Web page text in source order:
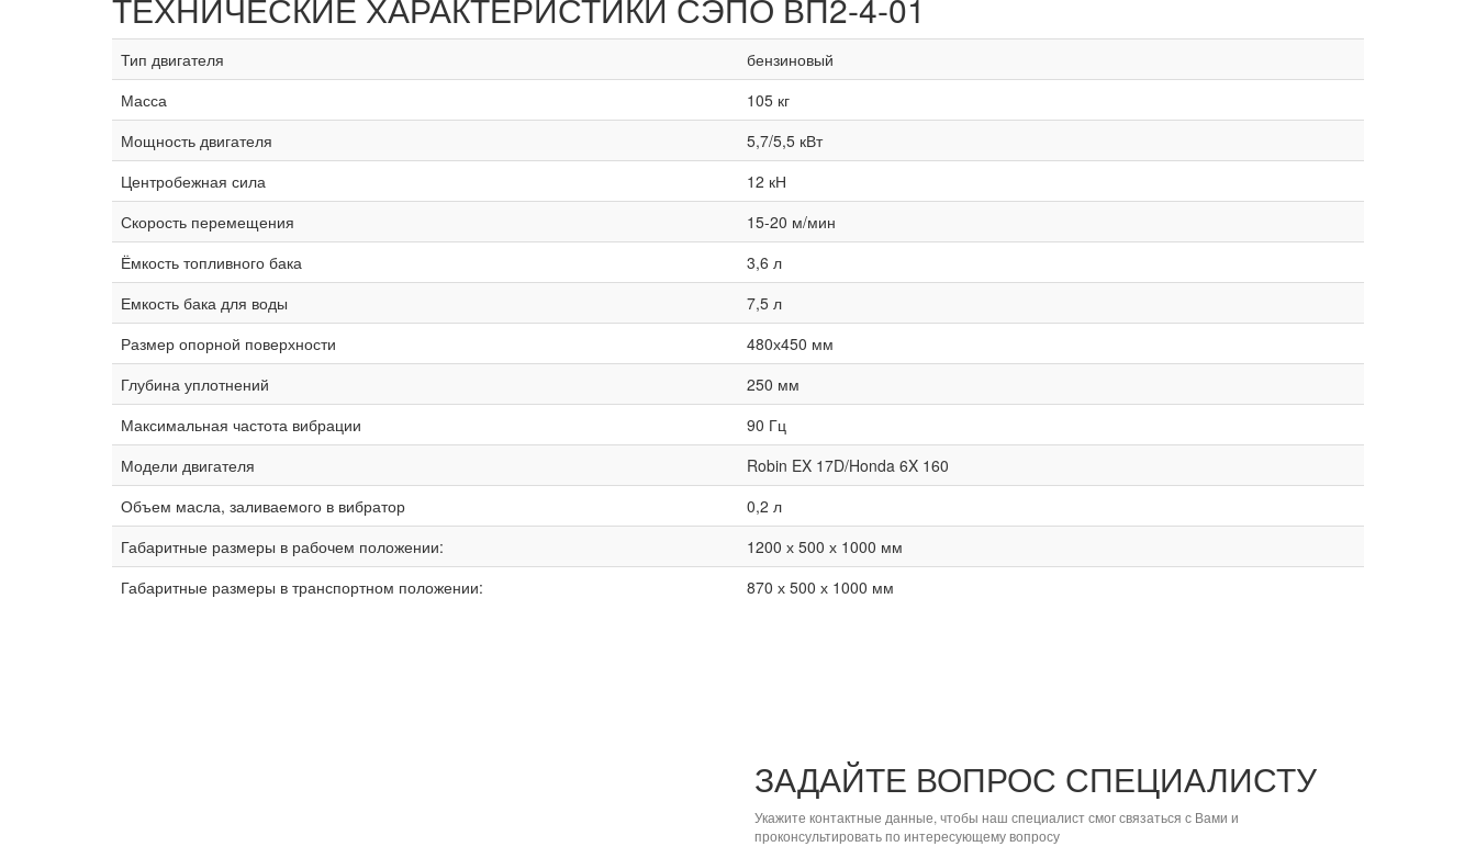
Тип двигателя
бензиновый
Масса
105 кг
Мощность двигателя
5,7/5,5 кВт
Центробежная сила
12 кН
Скорость перемещения
15-20 м/мин
Ёмкость топливного бака
3,6 л
Емкость бака для воды
7,5 л
Размер опорной поверхности
480х450 мм
Глубина уплотнений
250 мм
Максимальная частота вибрации
90 Гц
Модели двигателя
Robin EX 17D/Honda 6X 160
Объем масла, заливаемого в вибратор
0,2 л
Габаритные размеры в рабочем положении:
1200 х 500 х 1000 мм
Габаритные размеры в транспортном положении:
870 х 500 х 1000 мм
ЗАДАЙТЕ ВОПРОС СПЕЦИАЛИСТУ
Укажите контактные данные, чтобы наш специалист смог связаться с Вами и
проконсультировать по интересующему вопросу